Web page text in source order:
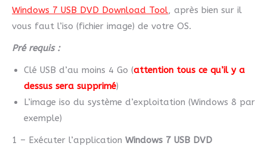
Windows 7 USB DVD Download Tool, après bien sur il
vous faut l’iso (fichier image) de votre OS.
Pré requis :
Clé USB d’au moins 4 Go (attention tous ce qu’il y a
dessus sera supprimé)
L’image iso du système d’exploitation (Windows 8 par
exemple)
1 – Exécuter l’application Windows 7 USB DVD